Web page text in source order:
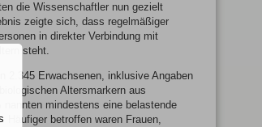
die Wissenschaftler nun gezielt
zeigte sich, dass regelmäßiger
in direkter Verbindung mit
steht.
2.345 Erwachsenen, inklusive Angaben
Altersmarkern aus
mindestens eine belastende
Häufiger betroffen waren Frauen,